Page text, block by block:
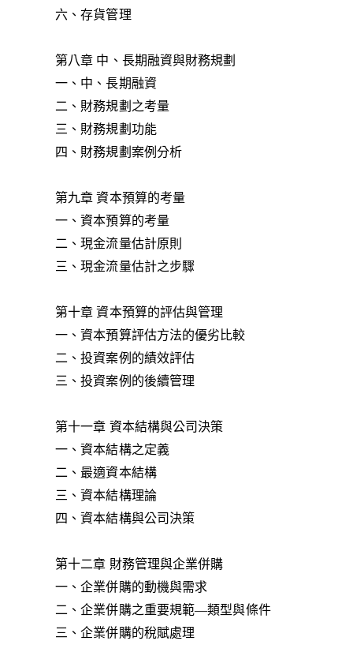
六、存貨管理
第八章 中、長期融資與財務規劃
一、中、長期融資
二、財務規劃之考量
三、財務規劃功能
四、財務規劃案例分析
第九章 資本預算的考量
一、資本預算的考量
二、現金流量估計原則
三、現金流量估計之步驟
第十章 資本預算的評估與管理
一、資本預算評估方法的優劣比較
二、投資案例的績效評估
三、投資案例的後續管理
第十一章 資本結構與公司決策
一、資本結構之定義
二、最適資本結構
三、資本結構理論
四、資本結構與公司決策
第十二章 財務管理與企業併購
一、企業併購的動機與需求
二、企業併購之重要規範—類型與條件
三、企業併購的稅賦處理